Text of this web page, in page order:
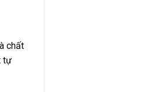
chất
tự